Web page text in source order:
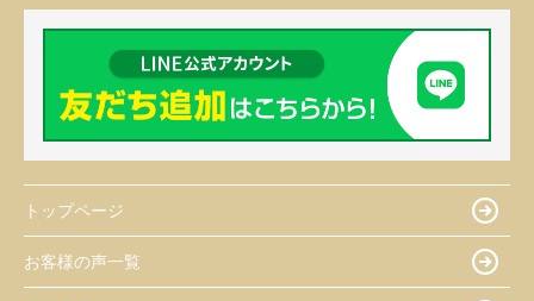
トップページ
お客様の声一覧